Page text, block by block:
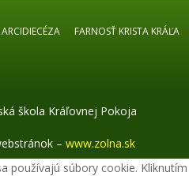
FARNOSŤ KRISTA KRÁĽA
škola Kráľovnej Pokoja
– www.zolna.sk
používajú súbory cookie. Kliknutím